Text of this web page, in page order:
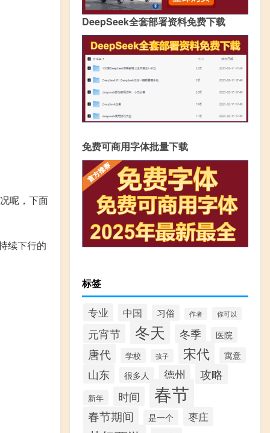
呢，下面
续下行的
DeepSeek全套部署资料免费下载
免费可商用字体批量下载
标签
专业 中国 习俗 作者 你可以
元宵节 冬天 冬季 医院
唐代 学校 孩子 宋代 寓意
山东 很多人 德州 攻略
新年 时间 春节
春节期间 是一个 枣庄